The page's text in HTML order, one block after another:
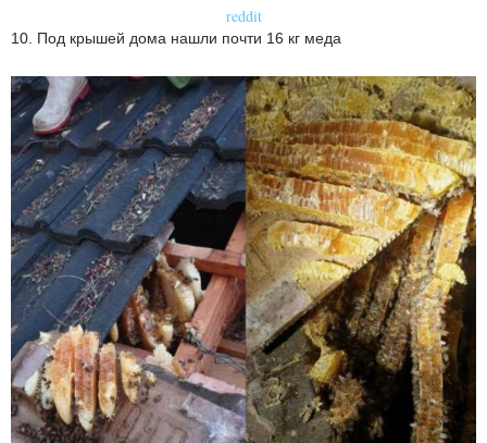
reddit
10. Под крышей дома нашли почти 16 кг меда